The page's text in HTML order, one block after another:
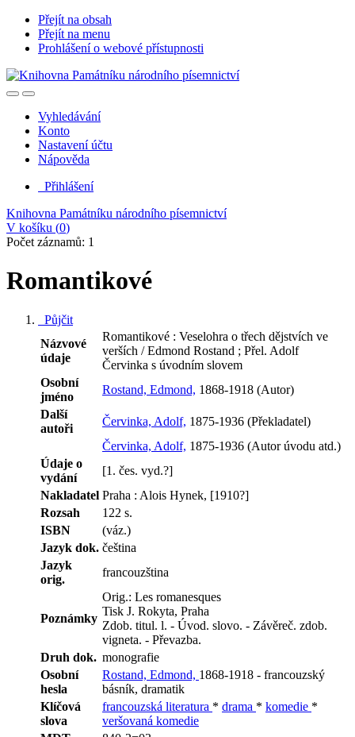
Přejít na obsah
Přejít na menu
Prohlášení o webové přístupnosti
Vyhledávání
Konto
Nastavení účtu
Nápověda
Přihlášení
Knihovna Památníku národního písemnictví
V košíku (0)
Počet záznamů: 1
Romantikové
Půjčit
Názvové
údaje
Romantikové : Veselohra o třech dějstvích ve
verších / Edmond Rostand ; Přel. Adolf
Červinka s úvodním slovem
Osobní
jméno
Rostand, Edmond, 1868-1918 (Autor)
Další
autoři
Červinka, Adolf, 1875-1936 (Překladatel)
Červinka, Adolf, 1875-1936 (Autor úvodu atd.)
Údaje o
vydání
[1. čes. vyd.?]
Nakladatel Praha : Alois Hynek, [1910?]
Rozsah
122 s.
ISBN
(váz.)
Jazyk dok. čeština
Jazyk
orig.
francouzština
Poznámky
Orig.: Les romanesques
Tisk J. Rokyta, Praha
Zdob. titul. l. - Úvod. slovo. - Závěreč. zdob.
vigneta. - Převazba.
Druh dok. monografie
Osobní
hesla
Rostand, Edmond, 1868-1918 - francouzský
básník, dramatik
Klíčová
slova
francouzská literatura * drama * komedie *
veršovaná komedie